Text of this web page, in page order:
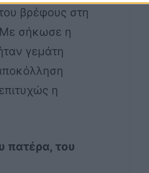
βρέφους στη
σήκωσε η
γεμάτη
η
πατέρα, του